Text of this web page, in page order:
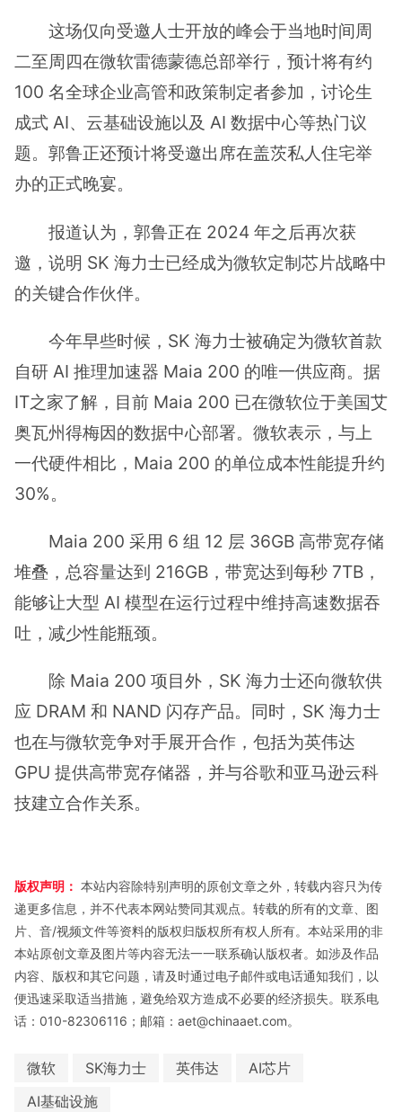
这场仅向受邀人士开放的峰会于当地时间周
二至周四在微软雷德蒙德总部举行，预计将有约
100 名全球企业高管和政策制定者参加，讨论生
成式 AI、云基础设施以及 AI 数据中心等热门议
题。郭鲁正还预计将受邀出席在盖茨私人住宅举
办的正式晚宴。
报道认为，郭鲁正在 2024 年之后再次获
邀，说明 SK 海力士已经成为微软定制芯片战略中
的关键合作伙伴。
今年早些时候，SK 海力士被确定为微软首款
自研 AI 推理加速器 Maia 200 的唯一供应商。据
IT之家了解，目前 Maia 200 已在微软位于美国艾
奥瓦州得梅因的数据中心部署。微软表示，与上
一代硬件相比，Maia 200 的单位成本性能提升约
30%。
Maia 200 采用 6 组 12 层 36GB 高带宽存储
堆叠，总容量达到 216GB，带宽达到每秒 7TB，
能够让大型 AI 模型在运行过程中维持高速数据吞
吐，减少性能瓶颈。
除 Maia 200 项目外，SK 海力士还向微软供
应 DRAM 和 NAND 闪存产品。同时，SK 海力士
也在与微软竞争对手展开合作，包括为英伟达
GPU 提供高带宽存储器，并与谷歌和亚马逊云科
技建立合作关系。
版权声明： 本站内容除特别声明的原创文章之外，转载内容只为传
递更多信息，并不代表本网站赞同其观点。转载的所有的文章、图
片、音/视频文件等资料的版权归版权所有权人所有。本站采用的非
本站原创文章及图片等内容无法一一联系确认版权者。如涉及作品
内容、版权和其它问题，请及时通过电子邮件或电话通知我们，以
便迅速采取适当措施，避免给双方造成不必要的经济损失。联系电
话：010-82306116；邮箱：aet@chinaaet.com。
微软 SK海力士 英伟达
AI芯片
AI基础设施